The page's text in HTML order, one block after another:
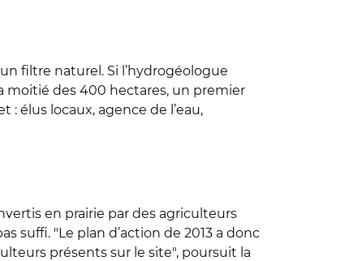
filtre naturel. Si l’hydrogéologue
moitié des 400 hectares, un premier
élus locaux, agence de l’eau,
en prairie par des agriculteurs
suffi. "Le plan d’action de 2013 a donc
présents sur le site", poursuit la